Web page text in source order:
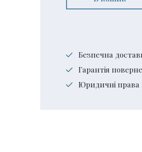
Безпечна
Гарантія
Юридичні права